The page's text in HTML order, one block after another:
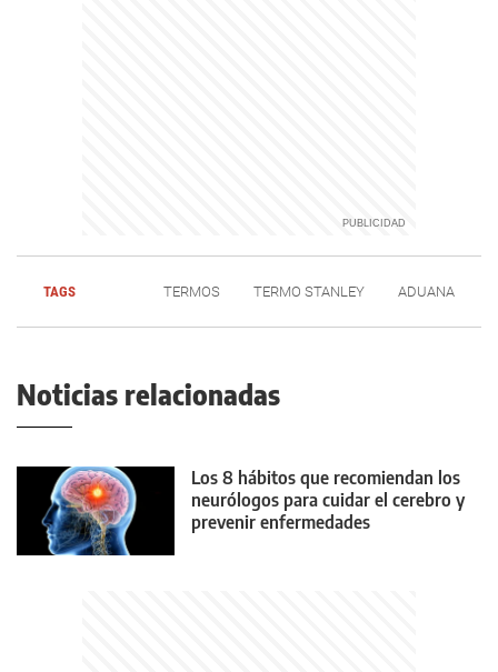
TAGS TERMOS TERMO STANLEY ADUANA
Noticias relacionadas
Los 8 hábitos que recomiendan los
neurólogos para cuidar el cerebro y
prevenir enfermedades